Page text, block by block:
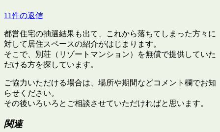
11件の返信
都営住宅の抽選結果も出て、これから落ちてしまった方々に
対して居住スペースの紹介がはじまります。
そこで、別荘（リゾートマンション）を無償で提供していた
だける方を探しています。
ご協力いただける場合は、場所や期間などコメント欄でお知
らせください。
その後いろいろとご相談させていただければと思います。
関連